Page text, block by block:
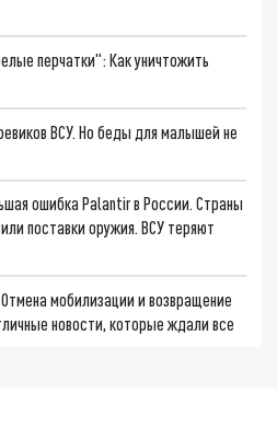
перчатки": Как уничтожить
ВСУ. Но беды для малышей не
ошибка Palantir в России. Страны
поставки оружия. ВСУ теряют
мобилизации и возвращение
новости, которые ждали все